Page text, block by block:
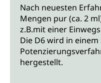
Nach neuesten
Mengen pur (ca. 2
z.B.mit einer
Die D6 wird in einem
hergestellt.